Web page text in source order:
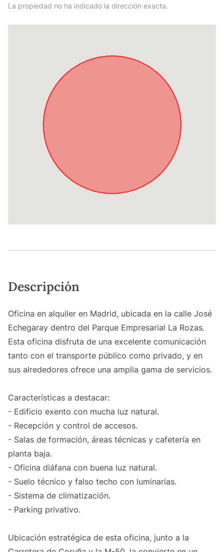
La propiedad no ha indicado la dirección exacta.
Descripción
Oficina en alquiler en Madrid, ubicada en la calle José
Echegaray dentro del Parque Empresarial La Rozas.
Esta oficina disfruta de una excelente comunicación
tanto con el transporte público como privado, y en
sus alrededores ofrece una amplia gama de servicios.
Características a destacar:
- Edificio exento con mucha luz natural.
- Recepción y control de accesos.
- Salas de formación, áreas técnicas y cafetería en
planta baja.
- Oficina diáfana con buena luz natural.
- Suelo técnico y falso techo con luminarias.
- Sistema de climatización.
- Parking privativo.
Ubicación estratégica de esta oficina, junto a la